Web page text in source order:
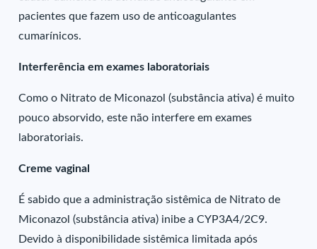
pacientes que fazem uso de anticoagulantes
cumarínicos.
Interferência em exames laboratoriais
Como o Nitrato de Miconazol (substância ativa) é muito
pouco absorvido, este não interfere em exames
laboratoriais.
Creme vaginal
É sabido que a administração sistêmica de Nitrato de
Miconazol (substância ativa) inibe a CYP3A4/2C9.
Devido à disponibilidade sistêmica limitada após